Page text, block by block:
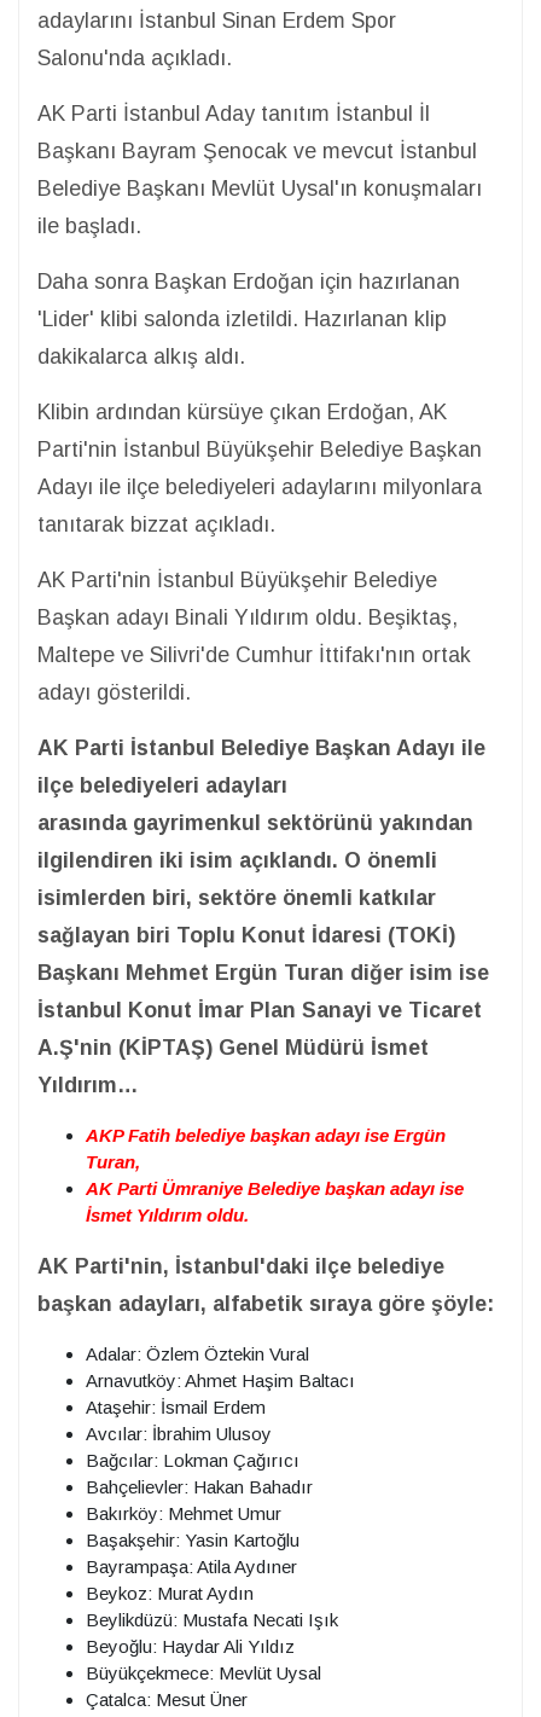
adaylarını İstanbul Sinan Erdem Spor
Salonu'nda açıkladı.
AK Parti İstanbul Aday tanıtım İstanbul İl
Başkanı Bayram Şenocak ve mevcut İstanbul
Belediye Başkanı Mevlüt Uysal'ın konuşmaları
ile başladı.
Daha sonra Başkan Erdoğan için hazırlanan
'Lider' klibi salonda izletildi. Hazırlanan klip
dakikalarca alkış aldı.
Klibin ardından kürsüye çıkan Erdoğan, AK
Parti'nin İstanbul Büyükşehir Belediye Başkan
Adayı ile ilçe belediyeleri adaylarını milyonlara
tanıtarak bizzat açıkladı.
AK Parti'nin İstanbul Büyükşehir Belediye
Başkan adayı Binali Yıldırım oldu. Beşiktaş,
Maltepe ve Silivri'de Cumhur İttifakı'nın ortak
adayı gösterildi.
AK Parti İstanbul Belediye Başkan Adayı ile
ilçe belediyeleri adayları
arasında gayrimenkul sektörünü yakından
ilgilendiren iki isim açıklandı. O önemli
isimlerden biri, sektöre önemli katkılar
sağlayan biri Toplu Konut İdaresi (TOKİ)
Başkanı Mehmet Ergün Turan diğer isim ise
İstanbul Konut İmar Plan Sanayi ve Ticaret
A.Ş'nin (KİPTAŞ) Genel Müdürü İsmet
Yıldırım…
AKP Fatih belediye başkan adayı ise Ergün
Turan,
AK Parti Ümraniye Belediye başkan adayı ise
İsmet Yıldırım oldu.
AK Parti'nin, İstanbul'daki ilçe belediye
başkan adayları, alfabetik sıraya göre şöyle:
Adalar: Özlem Öztekin Vural
Arnavutköy: Ahmet Haşim Baltacı
Ataşehir: İsmail Erdem
Avcılar: İbrahim Ulusoy
Bağcılar: Lokman Çağırıcı
Bahçelievler: Hakan Bahadır
Bakırköy: Mehmet Umur
Başakşehir: Yasin Kartoğlu
Bayrampaşa: Atila Aydıner
Beykoz: Murat Aydın
Beylikdüzü: Mustafa Necati Işık
Beyoğlu: Haydar Ali Yıldız
Büyükçekmece: Mevlüt Uysal
Çatalca: Mesut Üner